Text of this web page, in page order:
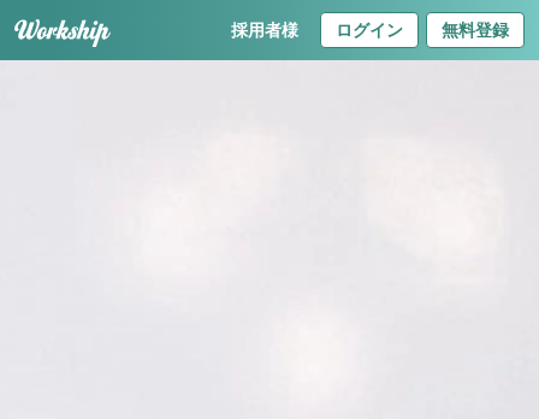
採用者様 ログイン 無料登録